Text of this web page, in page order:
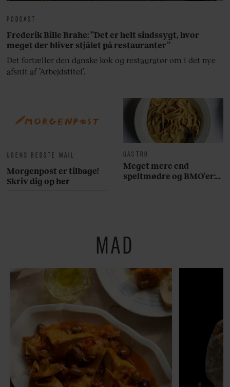
UGENS BEDSTE MAIL
Morgenpost er tilbage!
Skriv dig op her
GASTRO
Meget mere end
speltmødre og BMO’er:
PODCAST
Frederik Bille Brahe: ”Det er helt sindssygt, hvor
meget der bliver stjålet på restauranter”
Det fortæller den danske kok og restauratør om i det nye
afsnit af ’Arbejdstitel’.
MAD